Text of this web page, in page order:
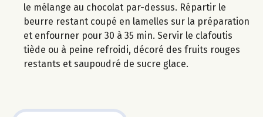
le mélange au chocolat par-dessus. Répartir le
beurre restant coupé en lamelles sur la préparation
et enfourner pour 30 à 35 min. Servir le clafoutis
tiède ou à peine refroidi, décoré des fruits rouges
restants et saupoudré de sucre glace.